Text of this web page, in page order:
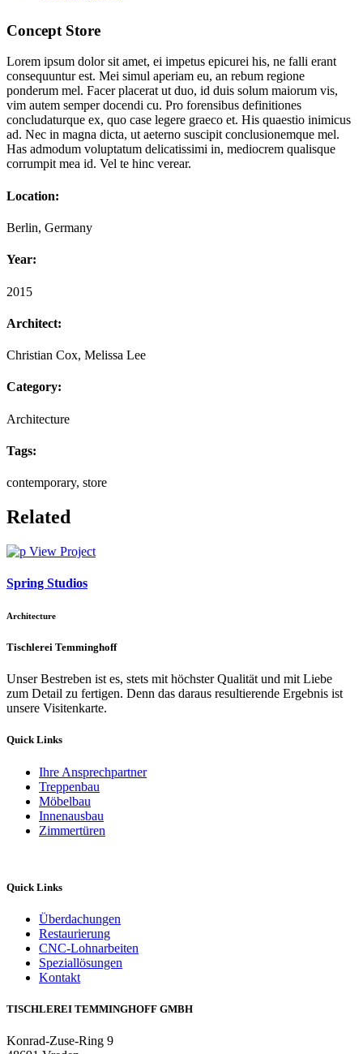
Concept Store
Lorem ipsum dolor sit amet, ei impetus epicurei his, ne falli erant
consequuntur est. Mei simul aperiam eu, an rebum regione
ponderum mel. Facer placerat ut duo, id duis solum maiorum vis,
vim autem semper docendi cu. Pro forensibus definitiones
concludaturque ex, quo case legere graeco et. His quaestio inimicus
ad. Nec in magna dicta, ut aeterno suscipit conclusionemque mel.
Has admodum voluptatum delicatissimi in, mediocrem qualisque
corrumpit mea id. Vel te hinc verear.
Location:
Berlin, Germany
Year:
2015
Architect:
Christian Cox, Melissa Lee
Category:
Architecture
Tags:
contemporary, store
Related
View Project
Spring Studios
Architecture
Tischlerei Temminghoff
Unser Bestreben ist es, stets mit höchster Qualität und mit Liebe
zum Detail zu fertigen. Denn das daraus resultierende Ergebnis ist
unsere Visitenkarte.
Quick Links
Ihre Ansprechpartner
Treppenbau
Möbelbau
Innenausbau
Zimmertüren
Quick Links
Überdachungen
Restaurierung
CNC-Lohnarbeiten
Speziallösungen
Kontakt
TISCHLEREI TEMMINGHOFF GMBH
Konrad-Zuse-Ring 9